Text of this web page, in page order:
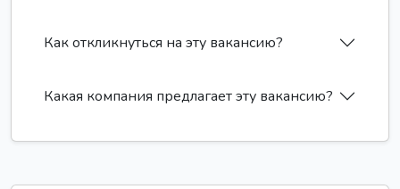
Как откликнуться на эту вакансию?
Какая компания предлагает эту вакансию?